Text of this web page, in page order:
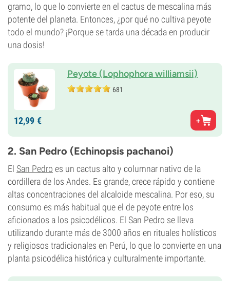
gramo, lo que lo convierte en el cactus de mescalina más
potente del planeta. Entonces, ¿por qué no cultiva peyote
todo el mundo? ¡Porque se tarda una década en producir
una dosis!
Peyote (Lophophora williamsii)
681
12,99 €
2. San Pedro (Echinopsis pachanoi)
El San Pedro es un cactus alto y columnar nativo de la
cordillera de los Andes. Es grande, crece rápido y contiene
altas concentraciones del alcaloide mescalina. Por eso, su
consumo es más habitual que el de peyote entre los
aficionados a los psicodélicos. El San Pedro se lleva
utilizando durante más de 3000 años en rituales holísticos
y religiosos tradicionales en Perú, lo que lo convierte en una
planta psicodélica histórica y culturalmente importante.